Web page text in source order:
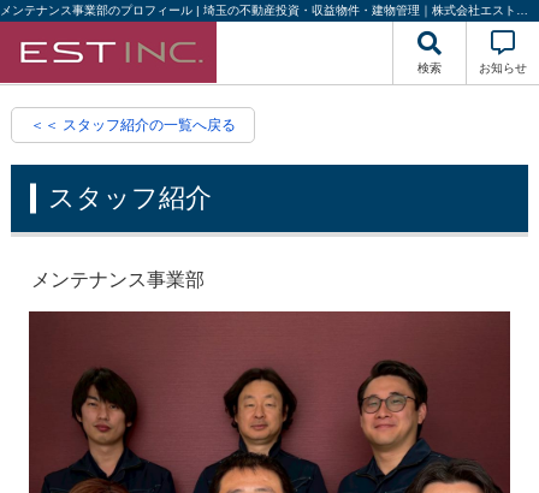
検索 お知らせ
＜＜ スタッフ紹介の一覧へ戻る
スタッフ紹介
メンテナンス事業部